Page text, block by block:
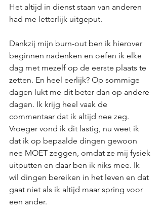
Het altijd in dienst staan van anderen
had me letterlijk uitgeput.
Dankzij mijn burn-out ben ik hierover
beginnen nadenken en oefen ik elke
dag met mezelf op de eerste plaats te
zetten. En heel eerlijk? Op sommige
dagen lukt me dit beter dan op andere
dagen. Ik krijg heel vaak de
commentaar dat ik altijd nee zeg.
Vroeger vond ik dit lastig, nu weet ik
dat ik op bepaalde dingen gewoon
nee MOET zeggen, omdat ze mij fysiek
uitputten en daar ben ik niks mee. Ik
wil dingen bereiken in het leven en dat
gaat niet als ik altijd maar spring voor
een ander.